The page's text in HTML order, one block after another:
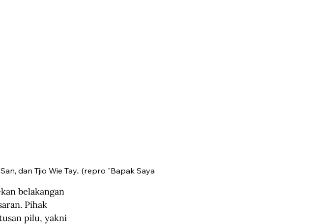
dan Tjio Wie Tay.. (repro "Bapak Saya
belakangan
Pihak
pilu, yakni